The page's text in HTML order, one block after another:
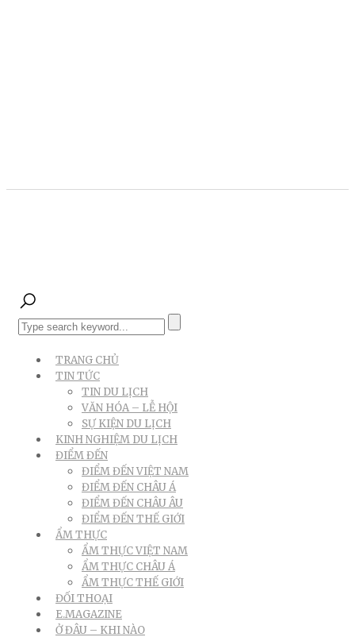
TRANG CHỦ
TIN TỨC
TIN DU LỊCH
VĂN HÓA – LỄ HỘI
SỰ KIỆN DU LỊCH
KINH NGHIỆM DU LỊCH
ĐIỂM ĐẾN
ĐIỂM ĐẾN VIỆT NAM
ĐIỂM ĐẾN CHÂU Á
ĐIỂM ĐẾN CHÂU ÂU
ĐIỂM ĐẾN THẾ GIỚI
ẨM THỰC
ẨM THỰC VIỆT NAM
ẨM THỰC CHÂU Á
ẨM THỰC THẾ GIỚI
ĐỐI THOẠI
E.MAGAZINE
Ở ĐÂU – KHI NÀO